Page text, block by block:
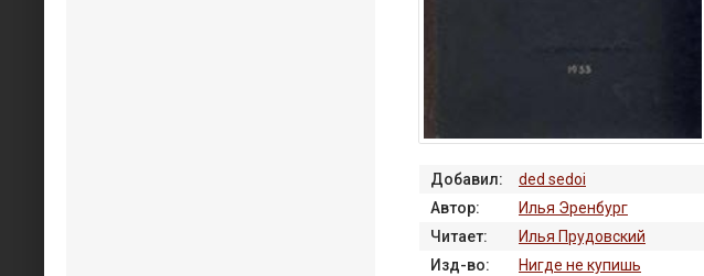
Добавил:
ded sedoi
Автор:
Илья Эренбург
Читает:
Илья Прудовский
Изд-во:
Нигде не купишь